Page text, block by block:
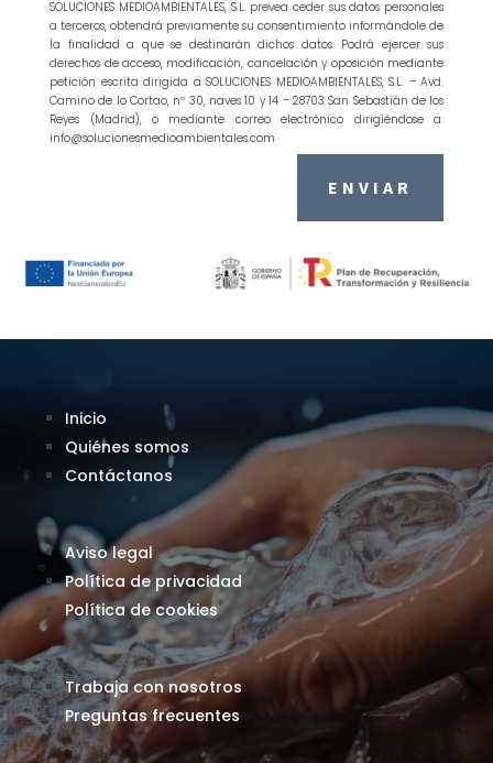
SOLUCIONES MEDIOAMBIENTALES, S.L. prevea ceder sus datos personales
a terceros, obtendrá previamente su consentimiento informándole de
la finalidad a que se destinarán dichos datos. Podrá ejercer sus
derechos de acceso, modificación, cancelación y oposición mediante
petición escrita dirigida a SOLUCIONES MEDIOAMBIENTALES, S.L. – Avd.
Camino de lo Cortao, nº 30, naves 10 y 14 – 28703 San Sebastián de los
Reyes (Madrid), o mediante correo electrónico dirigiéndose a:
info@solucionesmedioambientales.com
ENVIAR
Inicio
Quiénes somos
Contáctanos
Aviso legal
Política de privacidad
Política de cookies
Trabaja con nosotros
Preguntas frecuentes